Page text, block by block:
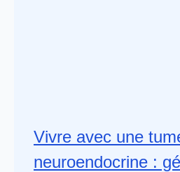
Vivre avec une
neuroendocrine :